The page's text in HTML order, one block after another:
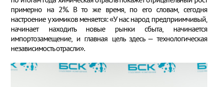
примерно на 2%. В то же время, по его словам, сегодня
настроение у химиков меняется: «У нас народ предприимчивый,
начинает находить новые рынки сбыта, начинается
импортозамещение, и главная цель здесь – технологическая
независимость отрасли».